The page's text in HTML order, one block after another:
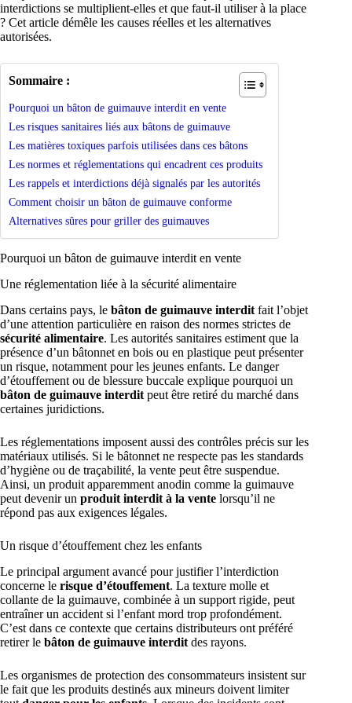
interdictions se multiplient-elles et que faut-il utiliser à la place
? Cet article démêle les causes réelles et les alternatives
autorisées.
Sommaire :
Pourquoi un bâton de guimauve interdit en vente
Les risques sanitaires liés aux bâtons de guimauve
Les matières toxiques parfois utilisées dans ces bâtons
Les normes et réglementations qui encadrent ces produits
Les rappels et interdictions déjà signalés par les autorités
Comment choisir un bâton de guimauve conforme
Alternatives sûres pour griller des guimauves
Pourquoi un bâton de guimauve interdit en vente
Une réglementation liée à la sécurité alimentaire
Dans certains pays, le bâton de guimauve interdit fait l’objet
d’une attention particulière en raison des normes strictes de
sécurité alimentaire. Les autorités sanitaires estiment que la
présence d’un bâtonnet en bois ou en plastique peut présenter
un risque, notamment pour les jeunes enfants. Le danger
d’étouffement ou de blessure buccale explique pourquoi un
bâton de guimauve interdit peut être retiré du marché dans
certaines juridictions.
Les réglementations imposent aussi des contrôles précis sur les
matériaux utilisés. Si le bâtonnet ne respecte pas les standards
d’hygiène ou de traçabilité, la vente peut être suspendue.
Ainsi, un produit apparemment anodin comme la guimauve
peut devenir un produit interdit à la vente lorsqu’il ne
répond pas aux exigences légales.
Un risque d’étouffement chez les enfants
Le principal argument avancé pour justifier l’interdiction
concerne le risque d’étouffement. La texture molle et
collante de la guimauve, combinée à un support rigide, peut
entraîner un accident si l’enfant mord trop profondément.
C’est dans ce contexte que certains distributeurs ont préféré
retirer le bâton de guimauve interdit des rayons.
Les organismes de protection des consommateurs insistent sur
le fait que les produits destinés aux mineurs doivent limiter